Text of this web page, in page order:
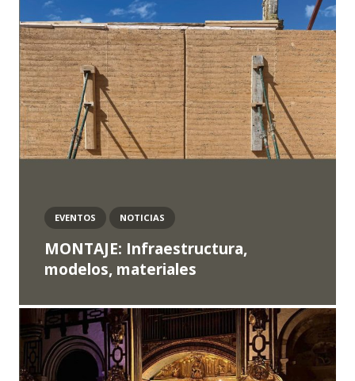
MONTAJE: Infraestructura,
modelos, materiales
EVENTOS NOTICIAS